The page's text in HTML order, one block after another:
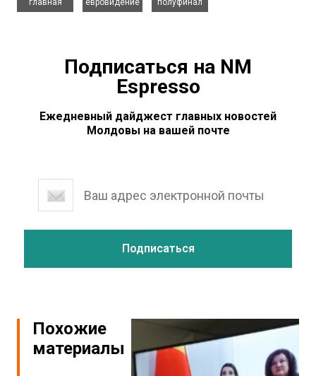
главная евровидение полуфинал
Подписаться на NM
Espresso
Ежедневный дайджест главных новостей
Молдовы на вашей почте
Похожие
материалы